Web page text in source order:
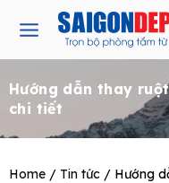
Main
Hướng dẫn thay
chi tiết
Home / Tin tức / Hướng